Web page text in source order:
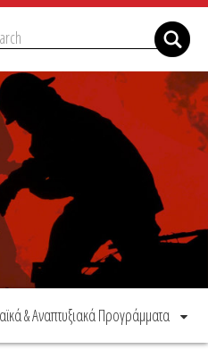
& Αναπτυξιακά Προγράμματα